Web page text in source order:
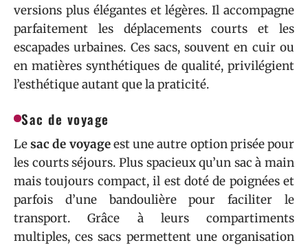
versions plus élégantes et légères. Il accompagne
parfaitement les déplacements courts et les
escapades urbaines. Ces sacs, souvent en cuir ou
en matières synthétiques de qualité, privilégient
l’esthétique autant que la praticité.
Sac de voyage
Lesac de voyageest une autre option prisée pour
les courts séjours. Plus spacieux qu’un sac à main
mais toujours compact, il est doté de poignées et
parfois d’une bandoulière pour faciliter le
transport. Grâce à leurs compartiments
multiples, ces sacs permettent une organisation